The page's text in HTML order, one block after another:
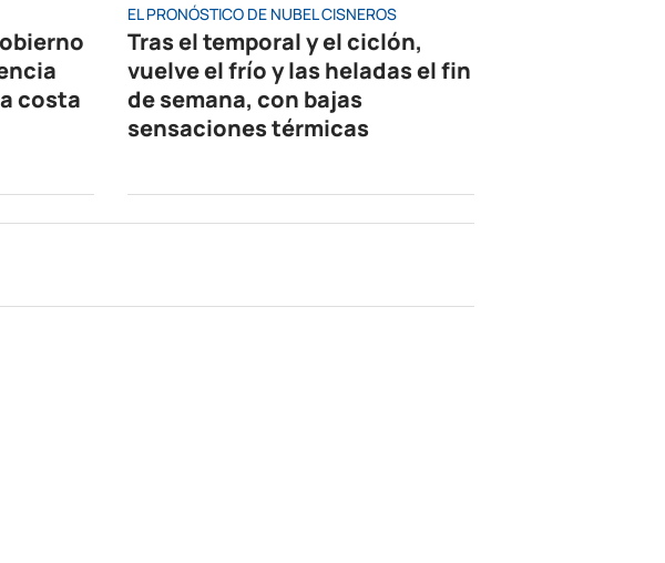
costa
EL PRONÓSTICO DE NUBEL CISNEROS
Tras el temporal y el ciclón,
vuelve el frío y las heladas el fin
de semana, con bajas
sensaciones térmicas